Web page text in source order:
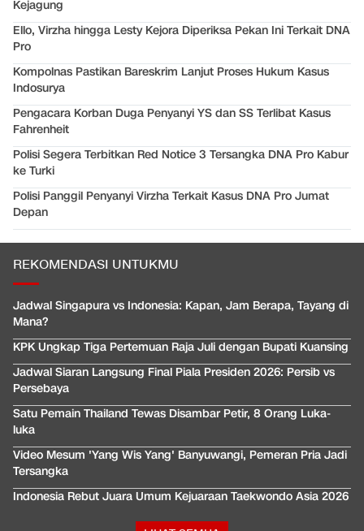
Kejagung
Ello, Virzha hingga Lesty Kejora Diperiksa Pekan Ini Terkait DNA
Pro
Kompolnas Pastikan Bareskrim Lanjut Proses Hukum Kasus
Indosurya
Pengacara Korban Duga Penyanyi YS dan SS Terlibat Kasus
Fahrenheit
Polisi Segera Terbitkan Red Notice 3 Tersangka DNA Pro Kabur
ke Turki
Polisi Panggil Penyanyi Virzha Terkait Kasus DNA Pro Jumat
Depan
REKOMENDASI UNTUKMU
Jadwal Singapura vs Indonesia: Kapan, Jam Berapa, Tayang di
Mana?
KPK Ungkap Tiga Pertemuan Raja Juli dengan Bupati Kuansing
Jadwal Siaran Langsung Final Piala Presiden 2026: Persib vs
Persebaya
Satu Pemain Thailand Tewas Disambar Petir, 8 Orang Luka-
luka
Video Mesum 'Yang Wis Yang' Banyuwangi, Pemeran Pria Jadi
Tersangka
Indonesia Rebut Juara Umum Kejuaraan Taekwondo Asia 2026